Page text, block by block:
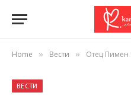
Home » Вести » Отец Пимен
ВЕСТИ